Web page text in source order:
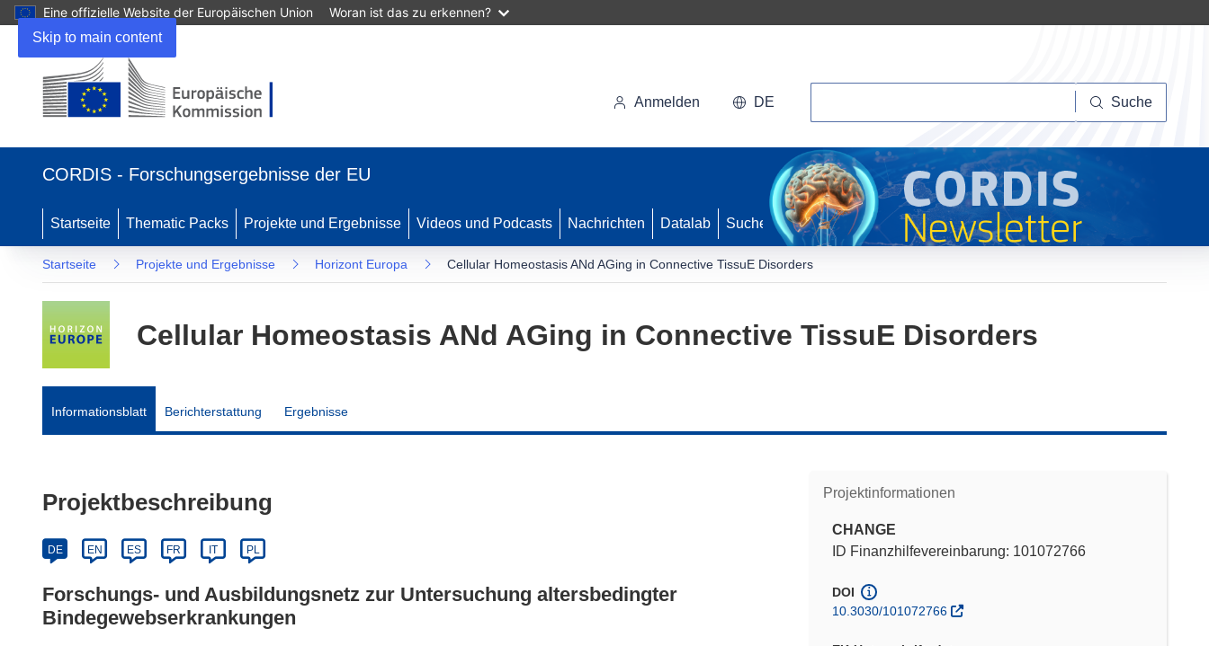
Skip to main content
Eine offizielle Website der Europäischen Union Woran ist das zu erkennen?
Anmelden DE Suche
CORDIS - Forschungsergebnisse der EU
Startseite Thematic Packs Projekte und Ergebnisse Videos und Podcasts Nachrichten Datalab Suche
Startseite Projekte und Ergebnisse Horizont Europa Cellular Homeostasis ANd AGing in Connective TissuE Disorders
Cellular Homeostasis ANd AGing in Connective TissuE Disorders
Informationsblatt Berichterstattung Ergebnisse
Projektinformationen
CHANGE
ID Finanzhilfevereinbarung: 101072766
DOI
10.3030/101072766
Projektbeschreibung
DE EN ES FR IT PL
Forschungs- und Ausbildungsnetz zur Untersuchung altersbedingter
Bindegewebserkrankungen